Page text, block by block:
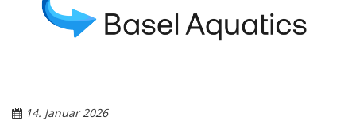
14. Januar 2026